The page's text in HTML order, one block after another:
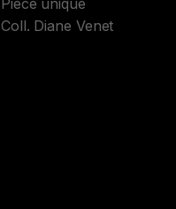
Coll. Diane Venet